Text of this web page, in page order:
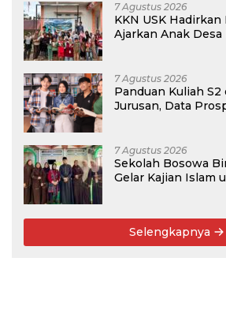
7 Agustus 2026
KKN USK
Ajarkan Anak
7 Agustus 2026
Panduan Kuliah
Jurusan, Data
7 Agustus 2026
Sekolah Bosowa
Gelar Kajian Islam
Selengkapnya